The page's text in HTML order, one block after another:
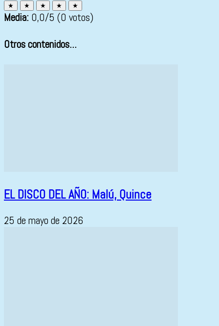
★ ★ ★ ★ ★
Media: 0,0/5 (0 votos)
Otros contenidos...
EL DISCO DEL AÑO: Malú, Quince
25 de mayo de 2026